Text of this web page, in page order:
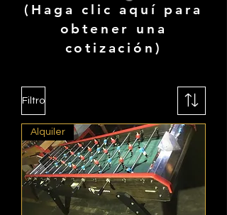
(Haga clic aquí para
obtener una
cotización)
Filtro
Alquiler